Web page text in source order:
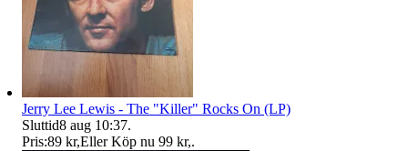
Jerry Lee Lewis - The "Killer" Rocks On (LP)
Sluttid8 aug 10:37.
Pris:89 kr,Eller Köp nu 99 kr,.